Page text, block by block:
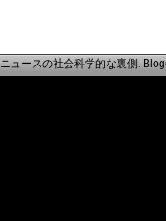
ニュースの社会科学的な裏側.